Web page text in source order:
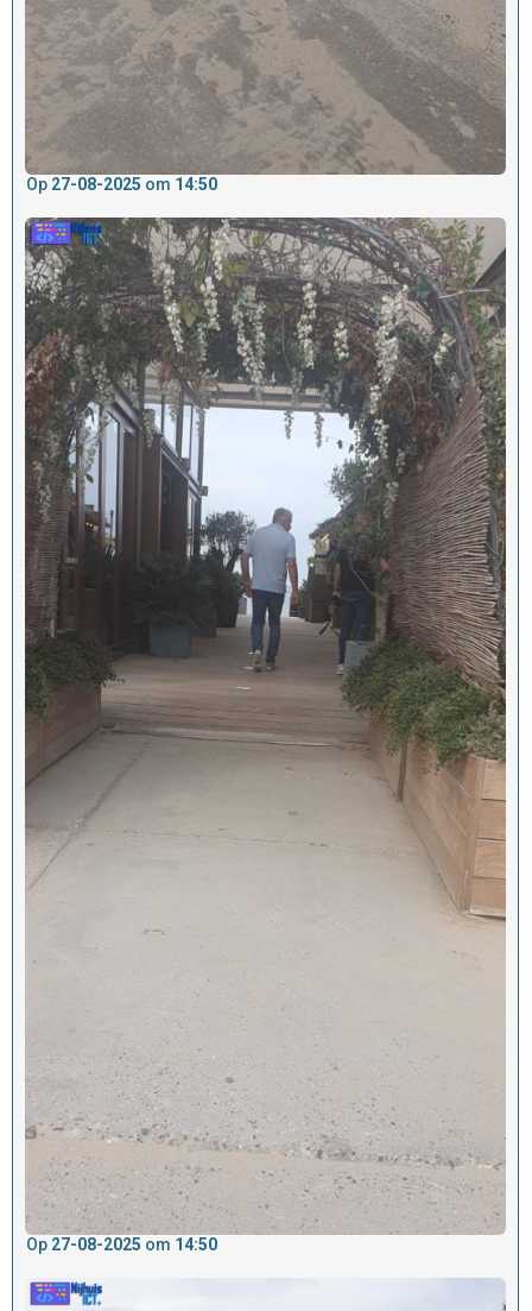
Op 27-08-2025 om 14:50
Op 27-08-2025 om 14:50